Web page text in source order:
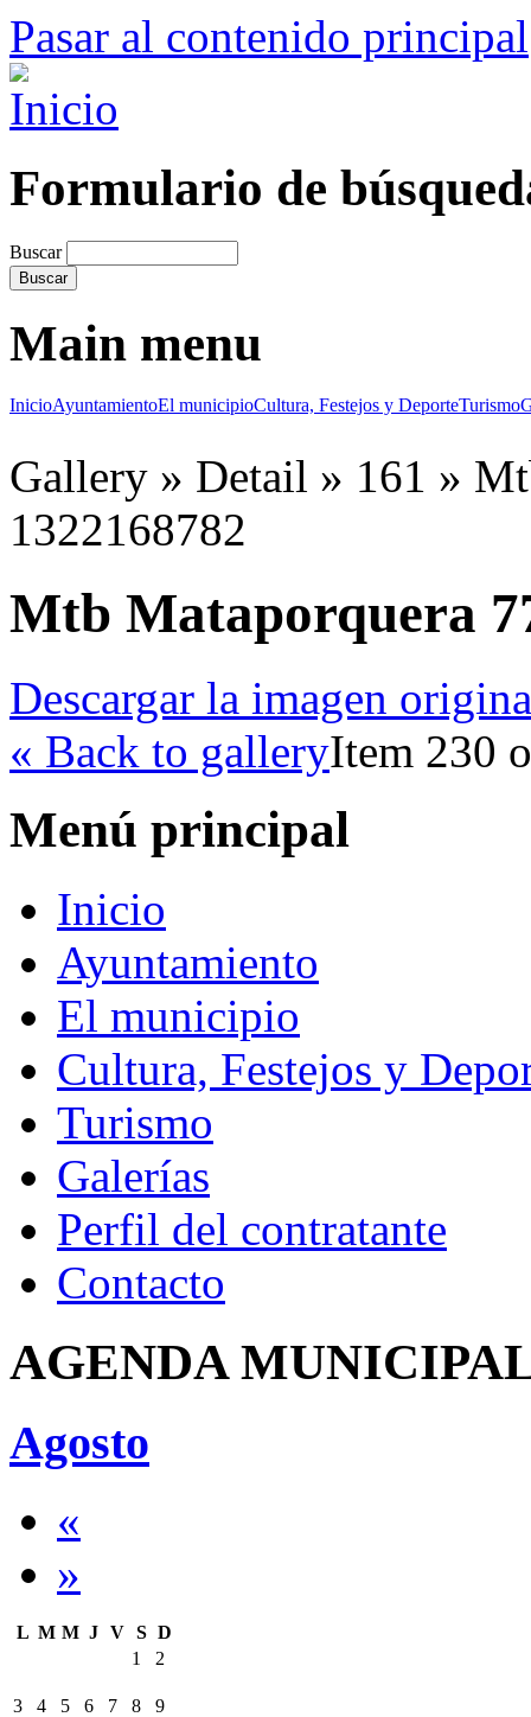
Pasar al contenido principal
Formulario de
Buscar
Main menu
InicioAyuntamientoEl municipioCultura, Festejos y DeporteTurismo
Gallery » Detail » 161 »
1322168782
Mtb Mataporquera
Descargar la imagen
« Back to galleryItem 230
Menú principal
Inicio
Ayuntamiento
El municipio
Cultura, Festejos y
Turismo
Galerías
Perfil del contratante
Contacto
AGENDA
Agosto
«
»
L M M J V S D
1
2
3 4 5 6 7 8 9